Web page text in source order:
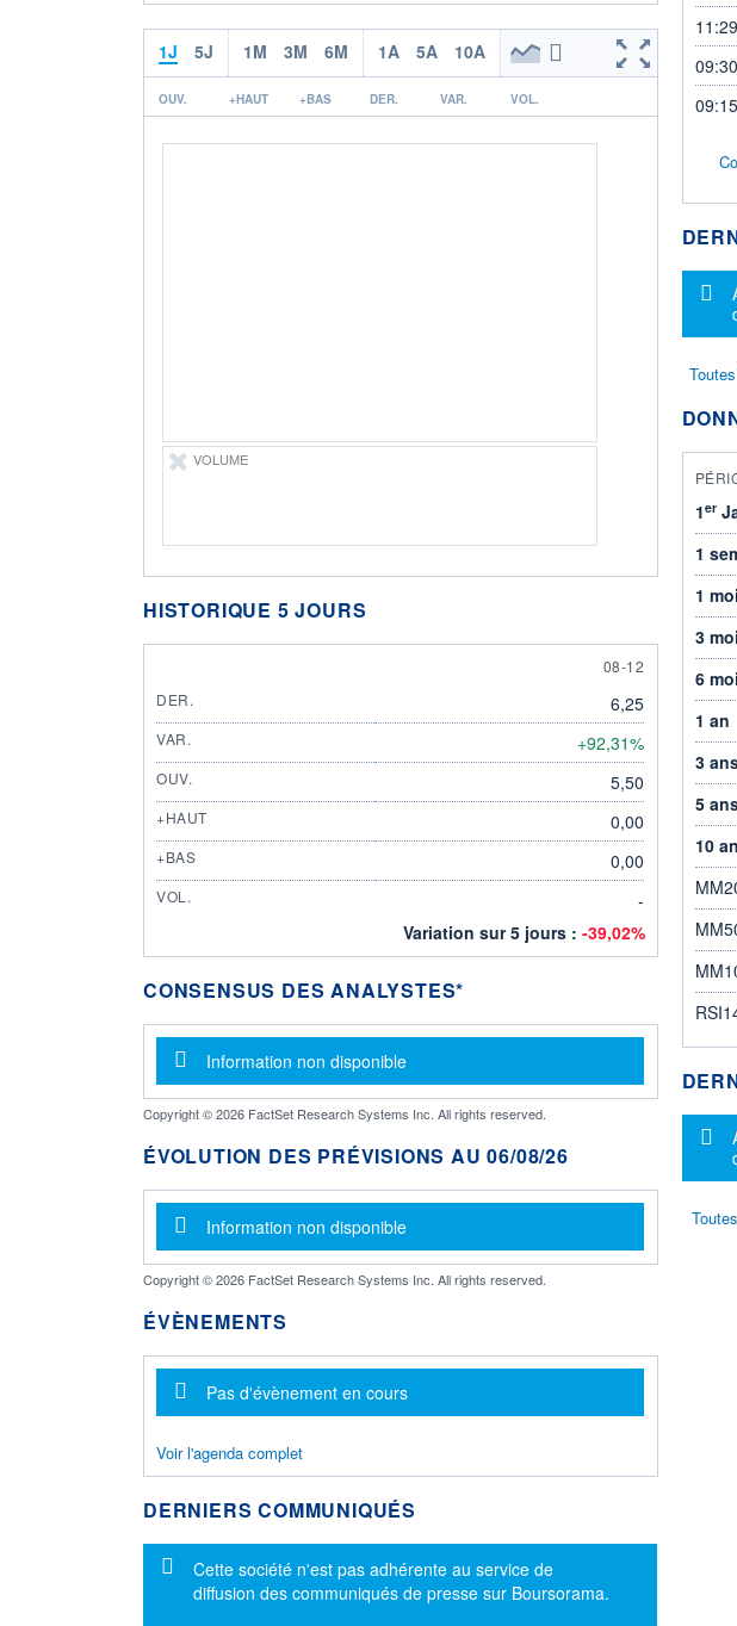
1J 5J 1M 3M 6M 1A 5A 10A
OUV. +HAUT +BAS DER. VAR. VOL.
VOLUME
HISTORIQUE 5 JOURS
8 DECEMBER
08-12
DER.
6,25
VAR. +92,31%
OUV. 5,50
+HAUT 0,00
+BAS 0,00
VOL.
-
Variation sur 5 jours : -39,02%
CONSENSUS DES ANALYSTES*
Message d'information
Information non disponible
Copyright © 2026 FactSet Research Systems Inc. All rights reserved.
ÉVOLUTION DES PRÉVISIONS AU 06/08/26
Message d'information
Information non disponible
Copyright © 2026 FactSet Research Systems Inc. All rights reserved.
ÉVÈNEMENTS
Message d'information
Pas d'évènement en cours
Voir l'agenda complet
DERNIERS COMMUNIQUÉS
Message d'information
Cette société n'est pas adhérente au service de
diffusion des communiqués de presse sur Boursorama.
1er
1
1
3
6
1 an
3
5
10